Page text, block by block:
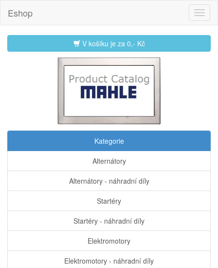
Eshop
V košíku je za 0,- Kč
Kategorie
Alternátory
Alternátory - náhradní díly
Startéry
Startéry - náhradní díly
Elektromotory
Elektromotory - náhradní díly